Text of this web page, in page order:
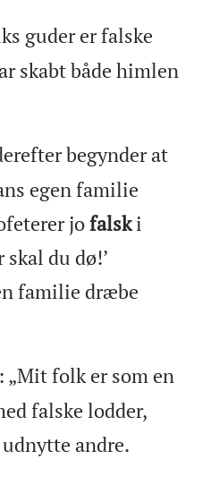
guder er falske
skabt både himlen
begynder at
egen familie
jofalski
du dø!’
familie dræbe
„Mit folk er som en
falske lodder,
andre.